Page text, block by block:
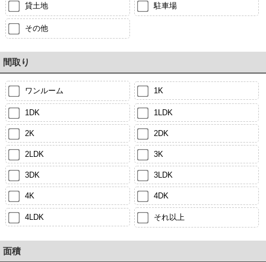
貸土地 駐車場
その他
間取り
ワンルーム 1K
1DK 1LDK
2K 2DK
2LDK 3K
3DK 3LDK
4K 4DK
4LDK それ以上
面積